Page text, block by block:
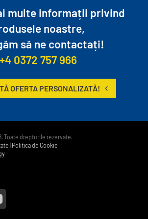
multe informații privind
noastre,
să ne contactați!
+4 0372 757 966
OFERTA PERSONALIZATĂ!
Toate drepturile rezervate.
Politica de Cookie